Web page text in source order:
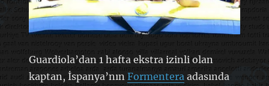
Guardiola’dan 1 hafta ekstra izinli olan
kaptan, İspanya’nın Formentera adasında